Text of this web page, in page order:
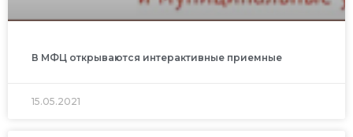
В МФЦ открываются интерактивные приемные
15.05.2021